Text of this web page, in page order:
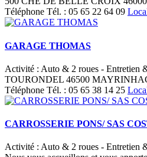
Téléphone Tél. : 05 65 22 64 09
GARAGE THOMAS
Activité : Auto & 2 roues - Entretien
TOURONDEL 46500
Téléphone Tél. : 05 65 38 14 25
CARROSSERIE PONS/ SAS
Activité : Auto & 2 roues - Entretien